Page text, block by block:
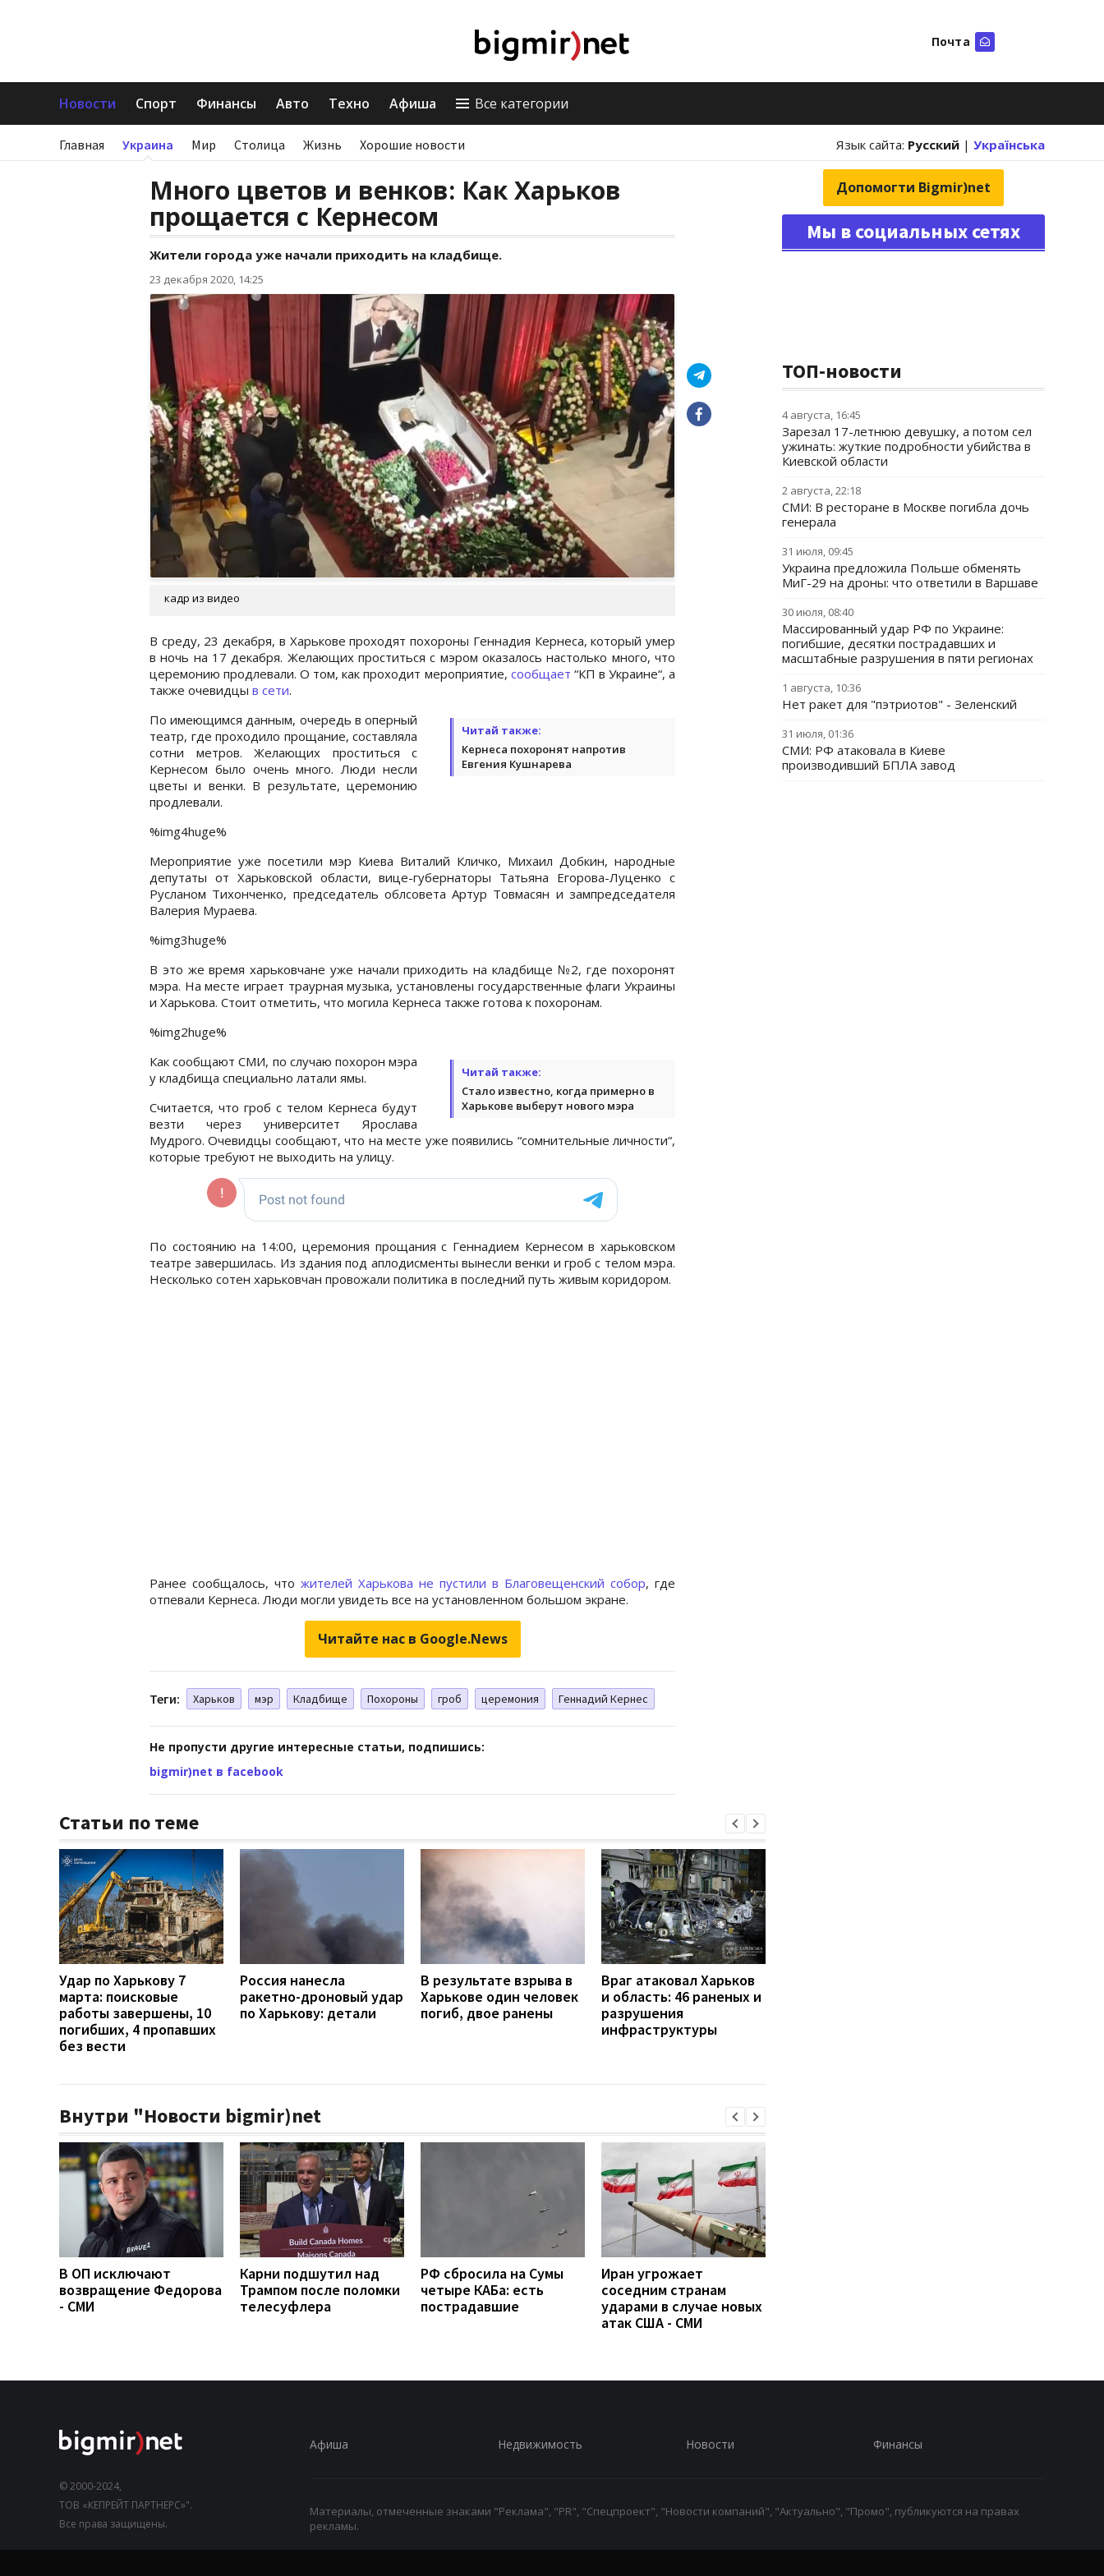
Почта
Новости Спорт Финансы Авто Техно Афиша Все категории
Главная Украина Мир Столица Жизнь Хорошие новости Язык сайта: Русский | Українська
Много цветов и венков: Как Харьков
прощается с Кернесом
Жители города уже начали приходить на кладбище.
23 декабря 2020, 14:25
кадр из видео
В среду, 23 декабря, в Харькове проходят похороны Геннадия Кернеса, который умер
в ночь на 17 декабря. Желающих проститься с мэром оказалось настолько много, что
церемонию продлевали. О том, как проходит мероприятие, сообщает “КП в Украине“, а
также очевидцы в сети.
Читай также:
Кернеса похоронят напротив
Евгения Кушнарева
По имеющимся данным, очередь в оперный
театр, где проходило прощание, составляла
сотни метров. Желающих проститься с
Кернесом было очень много. Люди несли
цветы и венки. В результате, церемонию
продлевали.
%img4huge%
Мероприятие уже посетили мэр Киева Виталий Кличко, Михаил Добкин, народные
депутаты от Харьковской области, вице-губернаторы Татьяна Егорова-Луценко с
Русланом Тихонченко, председатель облсовета Артур Товмасян и зампредседателя
Валерия Мураева.
%img3huge%
В это же время харьковчане уже начали приходить на кладбище №2, где похоронят
мэра. На месте играет траурная музыка, установлены государственные флаги Украины
и Харькова. Стоит отметить, что могила Кернеса также готова к похоронам.
%img2huge%
Читай также:
Стало известно, когда примерно в
Харькове выберут нового мэра
Как сообщают СМИ, по случаю похорон мэра
у кладбища специально латали ямы.
Считается, что гроб с телом Кернеса будут
везти через университет Ярослава
Мудрого. Очевидцы сообщают, что на месте уже появились “сомнительные личности“,
которые требуют не выходить на улицу.
По состоянию на 14:00, церемония прощания с Геннадием Кернесом в харьковском
театре завершилась. Из здания под аплодисменты вынесли венки и гроб с телом мэра.
Несколько сотен харьковчан провожали политика в последний путь живым коридором.
Ранее сообщалось, что жителей Харькова не пустили в Благовещенский собор, где
отпевали Кернеса. Люди могли увидеть все на установленном большом экране.
Читайте нас в Google.News
Теги: Харьков мэр Кладбище Похороны гроб церемония Геннадий Кернес
Не пропусти другие интересные статьи, подпишись:
bigmir)net в facebook
Статьи по теме
Удар по Харькову 7
марта: поисковые
работы завершены, 10
погибших, 4 пропавших
без вести
Россия нанесла
ракетно-дроновый удар
по Харькову: детали
В результате взрыва в
Харькове один человек
погиб, двое ранены
Враг атаковал Харьков
и область: 46 раненых и
разрушения
инфраструктуры
Внутри "Новости bigmir)net
В ОП исключают
возвращение Федорова
- СМИ
Карни подшутил над
Трампом после поломки
телесуфлера
РФ сбросила на Сумы
четыре КАБа: есть
пострадавшие
Иран угрожает
соседним странам
ударами в случае новых
атак США - СМИ
Допомогти Bigmir)net
Мы в социальных сетях
ТОП-новости
4 августа, 16:45
Зарезал 17-летнюю девушку, а потом сел
ужинать: жуткие подробности убийства в
Киевской области
2 августа, 22:18
СМИ: В ресторане в Москве погибла дочь
генерала
31 июля, 09:45
Украина предложила Польше обменять
МиГ-29 на дроны: что ответили в Варшаве
30 июля, 08:40
Массированный удар РФ по Украине:
погибшие, десятки пострадавших и
масштабные разрушения в пяти регионах
1 августа, 10:36
Нет ракет для "пэтриотов" - Зеленский
31 июля, 01:36
СМИ: РФ атаковала в Киеве
производивший БПЛА завод
© 2000-2024,
ТОВ «КЕПРЕЙТ ПАРТНЕРС»".
Все права защищены.
Афиша Недвижимость Новости Финансы
Материалы, отмеченные знаками "Реклама", "PR", "Спецпроект", "Новости компаний", "Актуально", "Промо", публикуются на правах
рекламы.